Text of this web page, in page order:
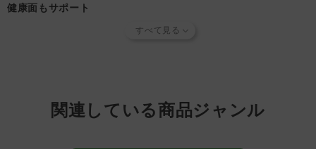
(「発送予定日のお知らせメール」をお送りする前であれ
ば、メール・お電話・マイページにてご注文をキャンセルい
健康面もサポート
膚と被毛の維持もできます。また、近年、犬の死亡原因の第一位
関連している商品ジャンル